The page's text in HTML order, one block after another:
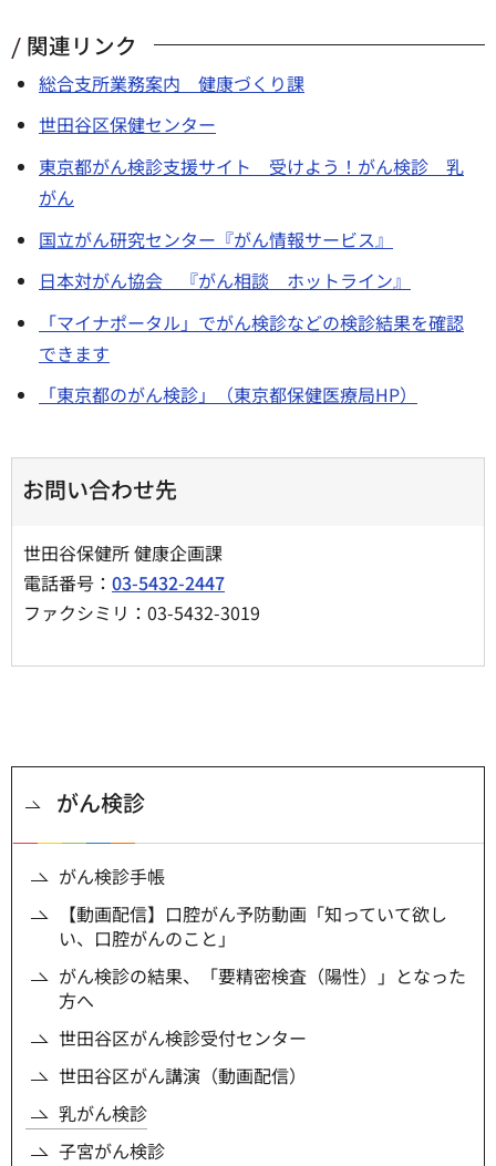
関連リンク
総合支所業務案内 健康づくり課
世田谷区保健センター
東京都がん検診支援サイト 受けよう！がん検診 乳
がん
国立がん研究センター『がん情報サービス』
日本対がん協会 『がん相談 ホットライン』
「マイナポータル」でがん検診などの検診結果を確認
できます
「東京都のがん検診」（東京都保健医療局HP）
お問い合わせ先
世田谷保健所 健康企画課
電話番号： 03-5432-2447
ファクシミリ：03-5432-3019
がん検診
がん検診手帳
【動画配信】口腔がん予防動画「知っていて欲し
い、口腔がんのこと」
がん検診の結果、「要精密検査（陽性）」となった
方へ
世田谷区がん検診受付センター
世田谷区がん講演（動画配信）
乳がん検診
子宮がん検診